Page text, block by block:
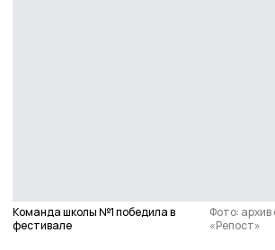
Команда школы №1 победила в
фестивале
Фото: архив
«Репост»